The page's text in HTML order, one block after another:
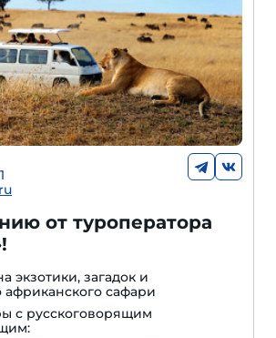
от туроператора
экзотики, загадок и
африканского сафари
с русскоговорящим